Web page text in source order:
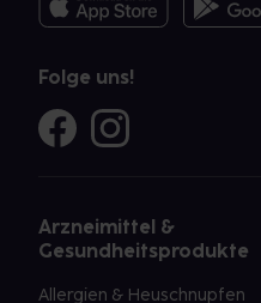
Folge uns!
Arzneimittel &
Gesundheitsprodukte
Allergien & Heuschnupfen